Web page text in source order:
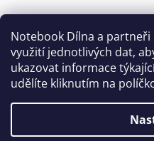
Notebook Dílna a
využití jednotlivých dat,
ukazovat informace
udělíte kliknutím na
Pondělí - Pátek: 9.00 - 17.00